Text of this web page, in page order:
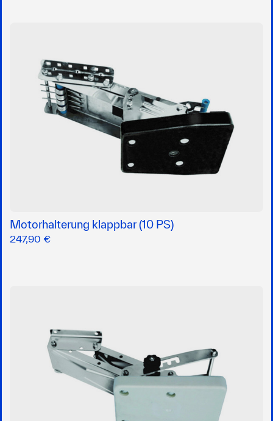
Motorhalterung klappbar (10 PS)
247,90 €